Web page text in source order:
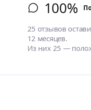
100%
25 отзывов
12 месяцев.
Из них 25 —